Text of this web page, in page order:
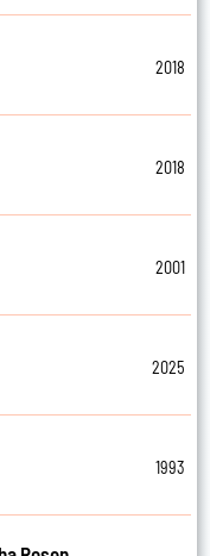
2018
2018
2001
2025
1993